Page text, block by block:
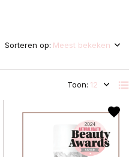
Toon:
Sorteren op: